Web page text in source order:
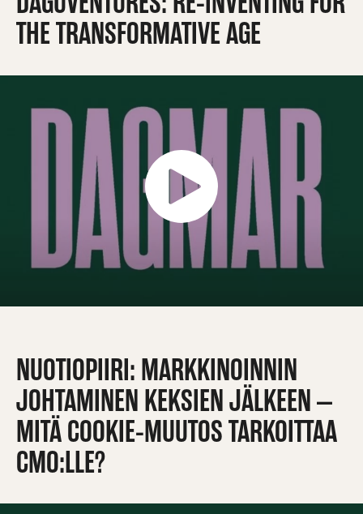
THE TRANSFORMATIVE AGE
NUOTIOPIIRI: MARKKINOINNIN
JOHTAMINEN KEKSIEN JÄLKEEN –
MITÄ COOKIE-MUUTOS TARKOITTAA
CMO:LLE?